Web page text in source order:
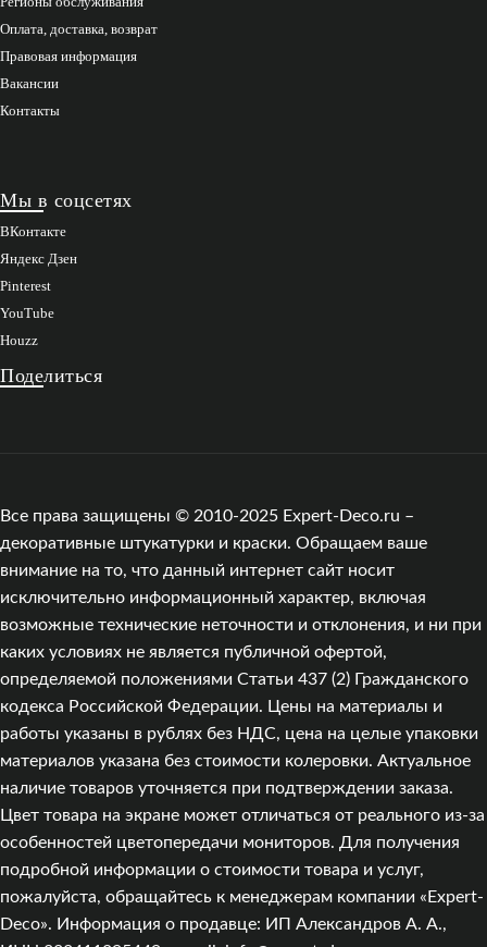
Оплата, доставка, возврат
Правовая информация
Вакансии
Контакты
Мы в соцсетях
ВКонтакте
Яндекс Дзен
Pinterest
YouTube
Houzz
Поделиться
Все права защищены © 2010-2025 Expert-Deco.ru –
декоративные штукатурки и краски. Обращаем ваше
внимание на то, что данный интернет сайт носит
исключительно информационный характер, включая
возможные технические неточности и отклонения, и ни при
каких условиях не является публичной офертой,
определяемой положениями Статьи 437 (2) Гражданского
кодекса Российской Федерации. Цены на материалы и
работы указаны в рублях без НДС, цена на целые упаковки
материалов указана без стоимости колеровки. Актуальное
наличие товаров уточняется при подтверждении заказа.
Цвет товара на экране может отличаться от реального из‑за
особенностей цветопередачи мониторов. Для получения
подробной информации о стоимости товара и услуг,
пожалуйста, обращайтесь к менеджерам компании «Expert-
Deco». Информация о продавце: ИП Александров А. А.,